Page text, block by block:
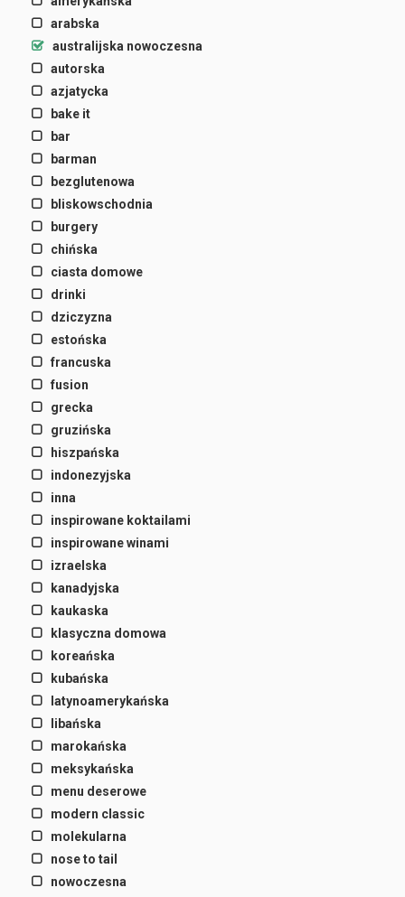
arabska
australijska nowoczesna
autorska
azjatycka
bake it
bar
barman
bezglutenowa
bliskowschodnia
burgery
chińska
ciasta domowe
drinki
dziczyzna
estońska
francuska
fusion
grecka
gruzińska
hiszpańska
indonezyjska
inna
inspirowane koktailami
inspirowane winami
izraelska
kanadyjska
kaukaska
klasyczna domowa
koreańska
kubańska
latynoamerykańska
libańska
marokańska
meksykańska
menu deserowe
modern classic
molekularna
nose to tail
nowoczesna